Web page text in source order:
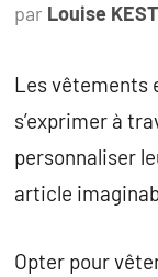
par Louise
Les vêtements
s’exprimer à
personnaliser
article
Opter pour